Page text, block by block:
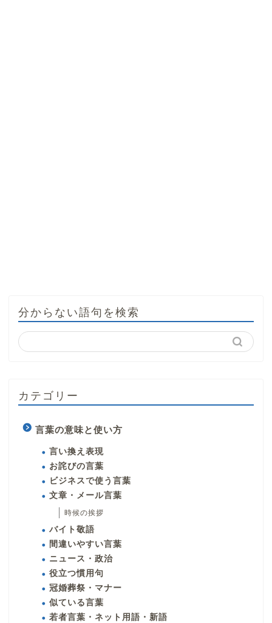
分からない語句を検索
カテゴリー
言葉の意味と使い方
言い換え表現
お詫びの言葉
ビジネスで使う言葉
文章・メール言葉
時候の挨拶
バイト敬語
間違いやすい言葉
ニュース・政治
役立つ慣用句
冠婚葬祭・マナー
似ている言葉
若者言葉・ネット用語・新語